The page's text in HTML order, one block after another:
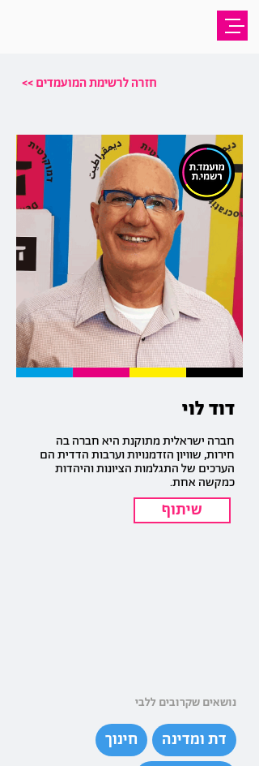
<< חזרה לרשימת המועמדים
דוד לוי
חברה ישראלית מתוקנת היא חברה בה
חירות, שוויון הזדמנויות וערבות הדדית הם
הערכים של התגלמות הציונות והיהדות
כמקשה אחת.
שיתוף
נושאים שקרובים ללבי
דת ומדינה
חינוך